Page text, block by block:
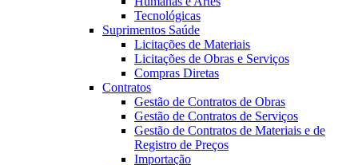
Tecnológicas
Suprimentos Saúde
Licitações de Materiais
Licitações de Obras e Serviços
Compras Diretas
Contratos
Gestão de Contratos de Obras
Gestão de Contratos de Serviços
Gestão de Contratos de Materiais e de
Registro de Preços
Importação